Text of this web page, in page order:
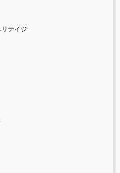
リテイジ